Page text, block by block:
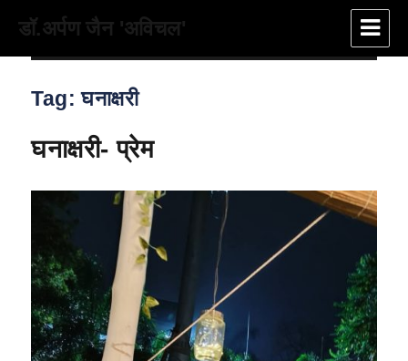
डॉ.अर्पण जैन 'अविचल'
Tag:घनाक्षरी
घनाक्षरी- प्रेम